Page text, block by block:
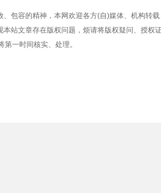
、包容的精神，本网欢迎各方(自)媒体、机构转
本站文章存在版权问题，烦请将版权疑问、授权
第一时间核实、处理。